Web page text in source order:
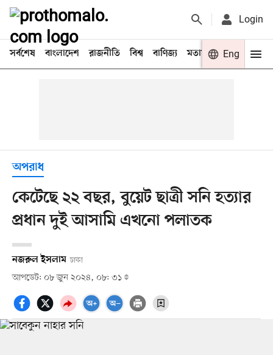
Login
সর্বশেষ বাংলাদেশ রাজনীতি বিশ্ব বাণিজ্য মতামত খেলা
Eng
অপরাধ
কেটেছে ২২ বছর, বুয়েট ছাত্রী সনি হত্যার
প্রধান দুই আসামি এখনো পলাতক
নজরুল ইসলাম ঢাকা
আপডেট: ০৮ জুন ২০২৪, ০৮: ৩১